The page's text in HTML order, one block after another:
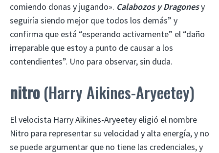
comiendo donas y jugando». Calabozos y Dragonesy
seguiría siendo mejor que todos los demás” y
confirma que está “esperando activamente” el “daño
irreparable que estoy a punto de causar a los
contendientes”. Uno para observar, sin duda.
nitro(Harry Aikines-Aryeetey)
El velocista Harry Aikines-Aryeetey eligió el nombre
Nitro para representar su velocidad y alta energía, y no
se puede argumentar que no tiene las credenciales, y